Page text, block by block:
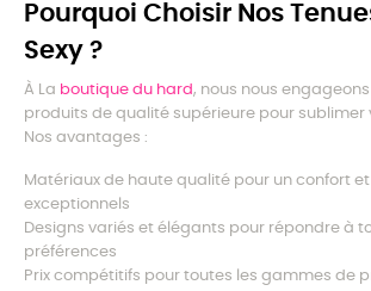
Pourquoi Choisir Nos
Sexy ?
À La boutique du hard, nous nous
produits de qualité supérieure pour sublimer
Nos avantages :
Matériaux de haute qualité pour un confort
exceptionnels
Designs variés et élégants pour répondre à
préférences
Prix compétitifs pour toutes les gammes de